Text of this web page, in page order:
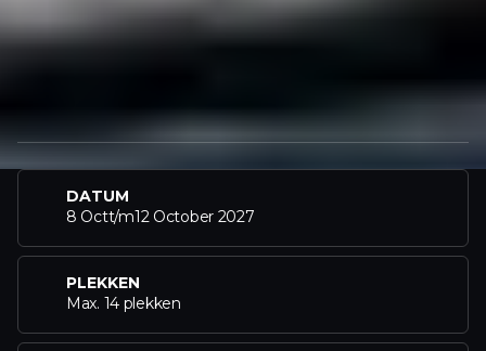
DATUM
8 Octt/m12 October 2027
PLEKKEN
Max. 14 plekken